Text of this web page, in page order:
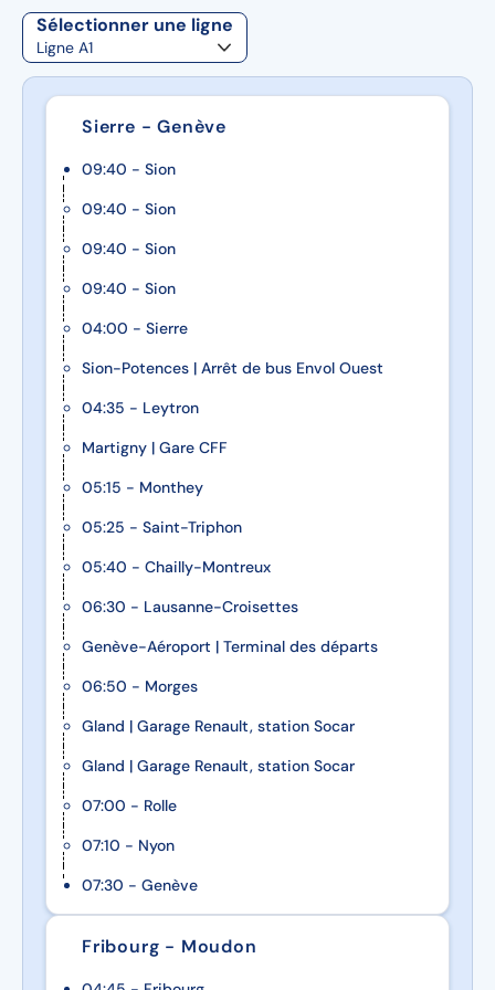
Sélectionner une ligne
Sierre - Genève
09:40 - Sion
09:40 - Sion
09:40 - Sion
09:40 - Sion
04:00 - Sierre
Sion-Potences | Arrêt de bus Envol Ouest
04:35 - Leytron
Martigny | Gare CFF
05:15 - Monthey
05:25 - Saint-Triphon
05:40 - Chailly-Montreux
06:30 - Lausanne-Croisettes
Genève-Aéroport | Terminal des départs
06:50 - Morges
Gland | Garage Renault, station Socar
Gland | Garage Renault, station Socar
07:00 - Rolle
07:10 - Nyon
07:30 - Genève
Fribourg - Moudon